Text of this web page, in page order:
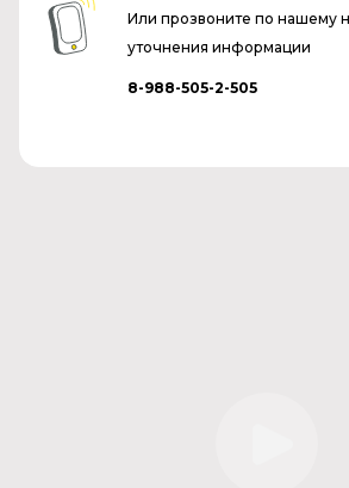
Или прозвоните по нашему
уточнения информации
8-988-505-2-505